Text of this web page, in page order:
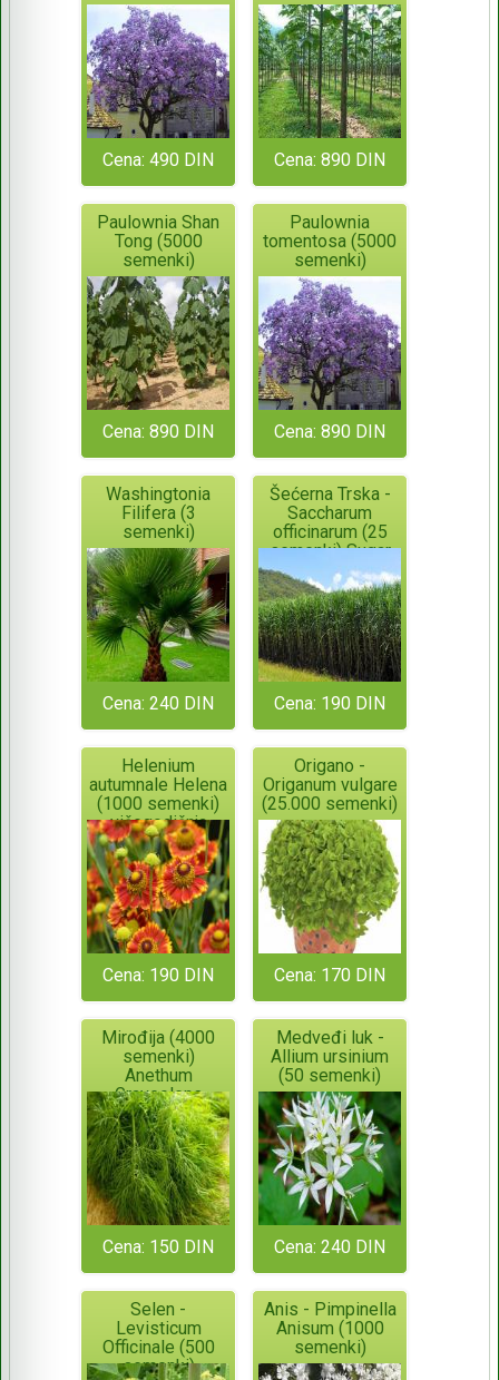
Cena: 490 DIN Cena: 890 DIN
Paulownia Shan
Tong (5000
semenki)
Cena: 890 DIN
Paulownia
tomentosa (5000
semenki)
Cena: 890 DIN
Washingtonia
Filifera (3
semenki)
Cena: 240 DIN
Šećerna Trska -
Saccharum
officinarum (25
semenki) Sugar
Cane
Cena: 190 DIN
Helenium
autumnale Helena
(1000 semenki)
višegodišnja
Cena: 190 DIN
Origano -
Origanum vulgare
(25.000 semenki)
Cena: 170 DIN
Mirođija (4000
semenki)
Anethum
Graveolens
Cena: 150 DIN
Medveđi luk -
Allium ursinium
(50 semenki)
Cena: 240 DIN
Selen -
Levisticum
Officinale (500
semenki)
Anis - Pimpinella
Anisum (1000
semenki)